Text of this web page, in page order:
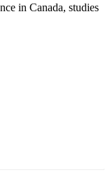
in Canada, studies